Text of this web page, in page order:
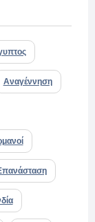
Αναγέννηση